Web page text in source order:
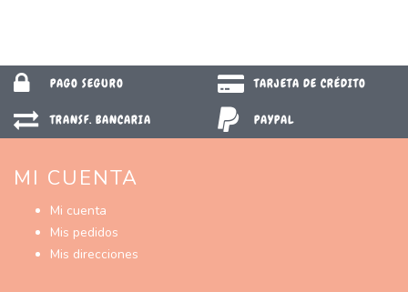
PAGO SEGURO TARJETA DE CRÉDITO
TRANSF. BANCARIA PAYPAL
MI CUENTA
Mi cuenta
Mis pedidos
Mis direcciones